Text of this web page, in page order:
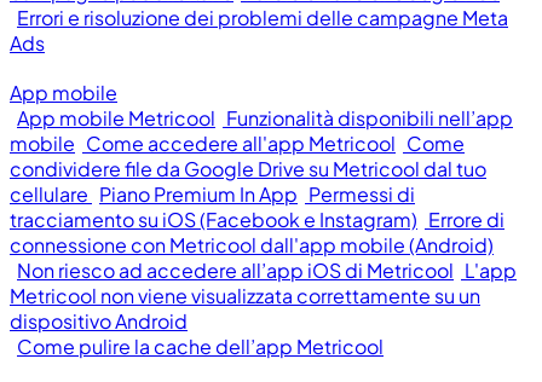
Errori e risoluzione dei problemi delle campagne Meta
Ads
App mobile
App mobile Metricool Funzionalità disponibili nell’app
mobile Come accedere all'app Metricool Come
condividere file da Google Drive su Metricool dal tuo
cellulare Piano Premium In App Permessi di
tracciamento su iOS (Facebook e Instagram) Errore di
connessione con Metricool dall'app mobile (Android)
Non riesco ad accedere all’app iOS di Metricool L'app
Metricool non viene visualizzata correttamente su un
dispositivo Android
Come pulire la cache dell’app Metricool